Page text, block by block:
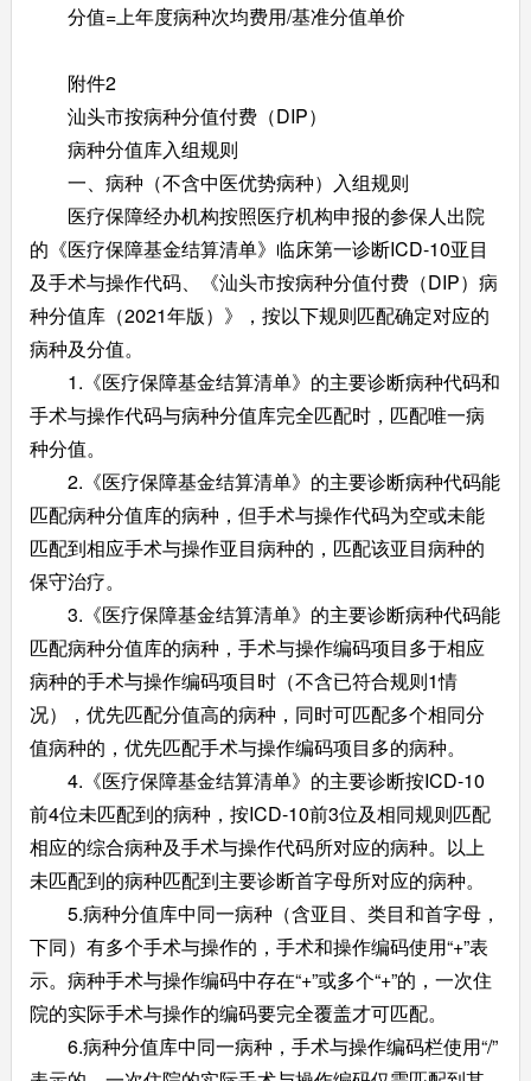
分值=上年度病种次均费用/基准分值单价
附件2
汕头市按病种分值付费（DIP）
病种分值库入组规则
一、病种（不含中医优势病种）入组规则
医疗保障经办机构按照医疗机构申报的参保人出院
的《医疗保障基金结算清单》临床第一诊断ICD-10亚目
及手术与操作代码、《汕头市按病种分值付费（DIP）病
种分值库（2021年版）》，按以下规则匹配确定对应的
病种及分值。
1.《医疗保障基金结算清单》的主要诊断病种代码和
手术与操作代码与病种分值库完全匹配时，匹配唯一病
种分值。
2.《医疗保障基金结算清单》的主要诊断病种代码能
匹配病种分值库的病种，但手术与操作代码为空或未能
匹配到相应手术与操作亚目病种的，匹配该亚目病种的
保守治疗。
3.《医疗保障基金结算清单》的主要诊断病种代码能
匹配病种分值库的病种，手术与操作编码项目多于相应
病种的手术与操作编码项目时（不含已符合规则1情
况），优先匹配分值高的病种，同时可匹配多个相同分
值病种的，优先匹配手术与操作编码项目多的病种。
4.《医疗保障基金结算清单》的主要诊断按ICD-10
前4位未匹配到的病种，按ICD-10前3位及相同规则匹配
相应的综合病种及手术与操作代码所对应的病种。以上
未匹配到的病种匹配到主要诊断首字母所对应的病种。
5.病种分值库中同一病种（含亚目、类目和首字母，
下同）有多个手术与操作的，手术和操作编码使用“+”表
示。病种手术与操作编码中存在“+”或多个“+”的，一次住
院的实际手术与操作的编码要完全覆盖才可匹配。
6.病种分值库中同一病种，手术与操作编码栏使用“/”